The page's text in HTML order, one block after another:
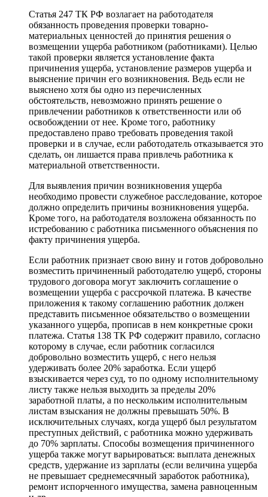
Статья 247 ТК РФ возлагает на работодателя
обязанность проведения проверки товарно-
материальных ценностей до принятия решения о
возмещении ущерба работником (работниками). Целью
такой проверки является установление факта
причинения ущерба, установление размеров ущерба и
выяснение причин его возникновения. Ведь если не
выяснено хотя бы одно из перечисленных
обстоятельств, невозможно принять решение о
привлечении работников к ответственности или об
освобождении от нее. Кроме того, работнику
предоставлено право требовать проведения такой
проверки и в случае, если работодатель отказывается это
сделать, он лишается права привлечь работника к
материальной ответственности.
Для выявления причин возникновения ущерба
необходимо провести служебное расследование, которое
должно определить причины возникновения ущерба.
Кроме того, на работодателя возложена обязанность по
истребованию с работника письменного объяснения по
факту причинения ущерба.
Если работник признает свою вину и готов добровольно
возместить причиненный работодателю ущерб, стороны
трудового договора могут заключить соглашение о
возмещении ущерба с рассрочкой платежа. В качестве
приложения к такому соглашению работник должен
представить письменное обязательство о возмещении
указанного ущерба, прописав в нем конкретные сроки
платежа. Статья 138 ТК РФ содержит правило, согласно
которому в случае, если работник согласился
добровольно возместить ущерб, с него нельзя
удерживать более 20% заработка. Если ущерб
взыскивается через суд, то по одному исполнительному
листу также нельзя выходить за пределы 20%
заработной платы, а по нескольким исполнительным
листам взыскания не должны превышать 50%. В
исключительных случаях, когда ущерб был результатом
преступных действий, с работника можно удерживать
до 70% зарплаты. Способы возмещения причиненного
ущерба также могут варьироваться: выплата денежных
средств, удержание из зарплаты (если величина ущерба
не превышает среднемесячный заработок работника),
ремонт испорченного имущества, замена равноценным